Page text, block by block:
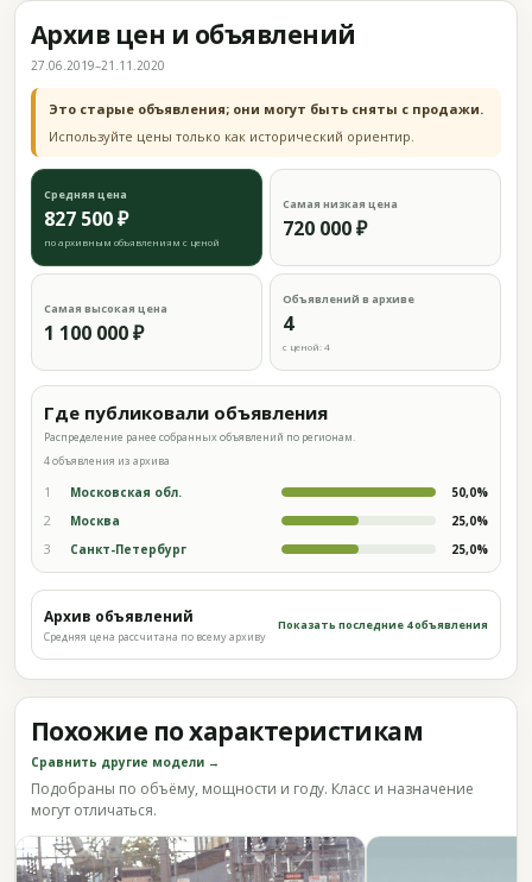
Архив цен и объявлений
27.06.2019–21.11.2020
Это старые объявления; они могут быть сняты с продажи.
Используйте цены только как исторический ориентир.
Средняя цена
827 500 ₽
по архивным объявлениям с ценой
Самая низкая цена
720 000 ₽
Самая высокая цена
1 100 000 ₽
Объявлений в архиве
4
с ценой: 4
Где публиковали объявления
Распределение ранее собранных объявлений по регионам.
4 объявления из архива
1 Московская обл. 50,0%
2 Москва 25,0%
3 Санкт-Петербург 25,0%
Архив объявлений
Средняя цена рассчитана по всему архиву
Показать последние 4 объявления
Похожие по характеристикам
Сравнить другие модели →
Подобраны по объёму, мощности и году. Класс и назначение
могут отличаться.